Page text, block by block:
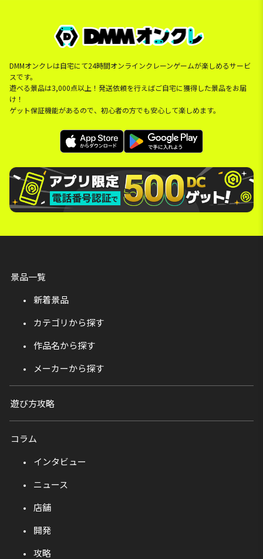
DMMオンクレは自宅にて24時間オンラインクレーンゲームが楽しめるサービ
スです。
遊べる景品は3,000点以上！発送依頼を行えばご自宅に獲得した景品をお届
け！
ゲット保証機能があるので、初心者の方でも安心して楽しめます。
景品一覧
新着景品
カテゴリから探す
作品名から探す
メーカーから探す
遊び方攻略
コラム
インタビュー
ニュース
店舗
開発
攻略